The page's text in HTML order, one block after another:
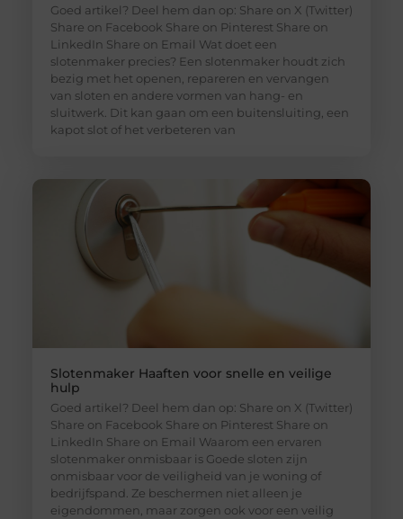
Goed artikel? Deel hem dan op: Share on X (Twitter)
Share on Facebook Share on Pinterest Share on
LinkedIn Share on Email Wat doet een
slotenmaker precies? Een slotenmaker houdt zich
bezig met het openen, repareren en vervangen
van sloten en andere vormen van hang- en
sluitwerk. Dit kan gaan om een buitensluiting, een
kapot slot of het verbeteren van
Slotenmaker Haaften voor snelle en veilige
hulp
Goed artikel? Deel hem dan op: Share on X (Twitter)
Share on Facebook Share on Pinterest Share on
LinkedIn Share on Email Waarom een ervaren
slotenmaker onmisbaar is Goede sloten zijn
onmisbaar voor de veiligheid van je woning of
bedrijfspand. Ze beschermen niet alleen je
eigendommen, maar zorgen ook voor een veilig